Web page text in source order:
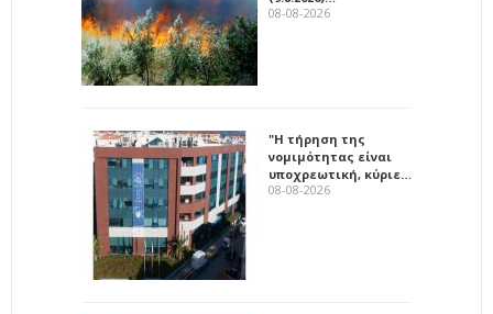
08-08-2026
"Η τήρηση της
νομιμότητας είναι
υποχρεωτική, κύριε…
08-08-2026